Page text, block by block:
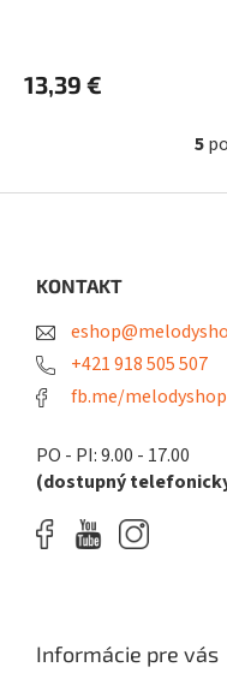
13,39 €
5
KONTAKT
+421 918 505 507
fb.me/
PO - PI: 9.00 - 17.00
(dostupný
Informácie pre vás